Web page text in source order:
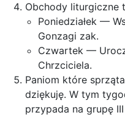
Obchody liturgiczne
Poniedziałek —
Gonzagi zak.
Czwartek —
Chrzciciela.
Paniom które
dziękuję. W tym
przypada na grupę